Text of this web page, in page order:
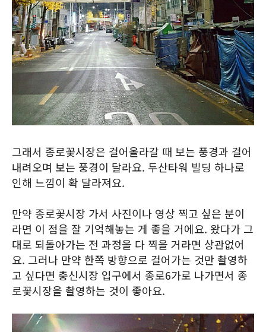
그래서 종로꽃시장은 걸어올라갈 때 보는 풍경과 걸어
내려오며 보는 풍경이 달라요. 두산타워 빌딩 하나로
인해 느낌이 확 달라져요.
만약 종로꽃시장 가서 사진이나 영상 찍고 싶은 분이
라면 이 점을 잘 기억해놓는 게 좋을 거에요. 왔다가 그
대로 되돌아가는 전 과정을 다 찍을 거라면 상관없어
요. 그러나 만약 한쪽 방향으로 걸어가는 것만 촬영하
고 싶다면 충신시장 입구에서 종로6가로 나가면서 종
로꽃시장을 촬영하는 것이 좋아요.